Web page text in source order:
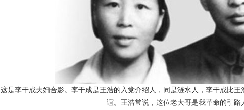
这是李干成夫妇合影。李干成是王浩的入党介绍人， 同是涟水人，李干成比
谊。王浩常说，这位老大哥是我革命的引路